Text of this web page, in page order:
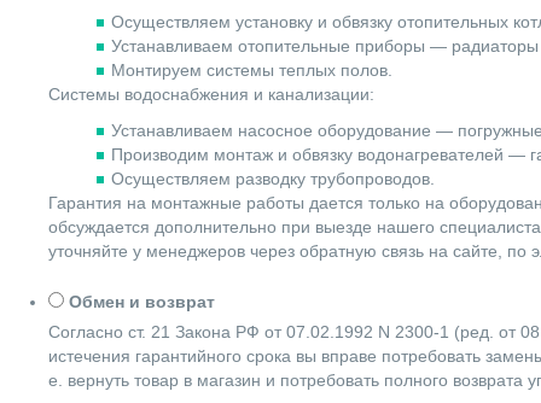
Осуществляем установку и обвязку отопительных
Устанавливаем отопительные приборы —
Монтируем системы теплых полов.
Системы водоснабжения и канализации:
Устанавливаем насосное оборудование —
Производим монтаж и обвязку водонагревателей —
Осуществляем разводку трубопроводов.
Гарантия на монтажные работы дается только на
обсуждается дополнительно при выезде нашего
уточняйте у менеджеров через обратную связь на сайте,
Обмен и возврат
Согласно ст. 21 Закона РФ от 07.02.1992 N 2300-1 (ред. от
истечения гарантийного срока вы вправе потребовать
е. вернуть товар в магазин и потребовать полного